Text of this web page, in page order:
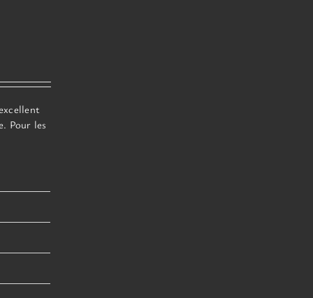
Pour les